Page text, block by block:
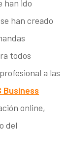
han ido
han creado
todos
a las
Business
online,
del